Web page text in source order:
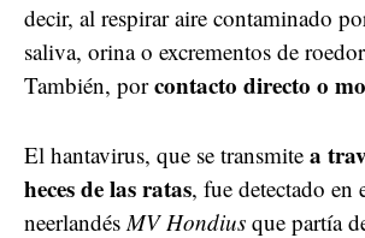
decir, al respirar aire contaminado
saliva, orina o excrementos de
También, porcontacto directo o
El hantavirus, que se transmite a
heces de las ratas, fue detectado en
neerlandés MV Hondius que partía